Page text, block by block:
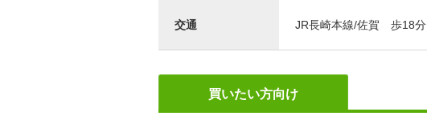
交通 JR長崎本線/佐賀 歩18分
買いたい方向け